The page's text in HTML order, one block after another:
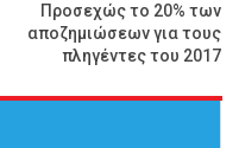
Προσεχώς το 20% των
αποζημιώσεων για τους
πληγέντες του 2017